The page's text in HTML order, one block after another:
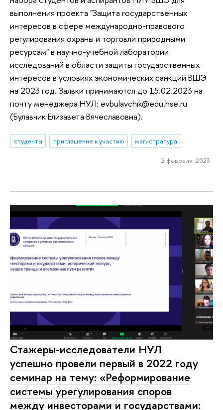
выполнения проекта "Защита государственных
интересов в сфере международно-правового
регулирования охраны и торговли природными
ресурсам" в научно-учебной лаборатории
исследований в области защиты государственных
интересов в условиях экономических санкций ВШЭ
на 2023 год. Заявки принимаются до 15.02.2023 на
почту менеджера НУЛ: evbulavchik@edu.hse.ru
(Булавчик Елизавета Вячеславовна).
студенты приглашение к участию магистратура
2 февраля 2023
Стажеры-исследователи НУЛ
успешно провели первый в 2022 году
семинар на тему: «Реформирование
системы урегулирования споров
между инвесторами и государствами: